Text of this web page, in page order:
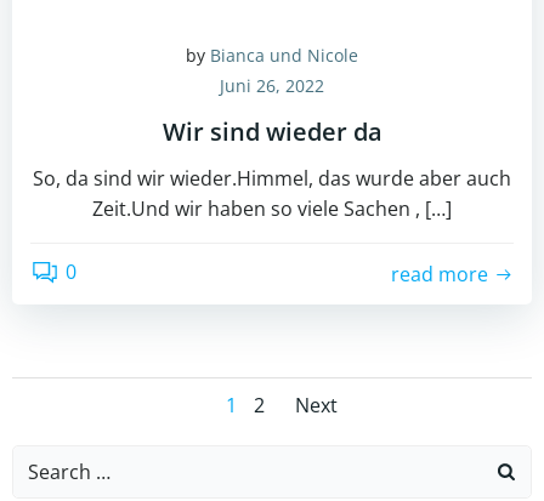
by Bianca und Nicole
Juni 26, 2022
Wir sind wieder da
So, da sind wir wieder.Himmel, das wurde aber auch
Zeit.Und wir haben so viele Sachen , […]
0 read more
Posts
Page
1 Page
2
Posts
navigation
Next
Search